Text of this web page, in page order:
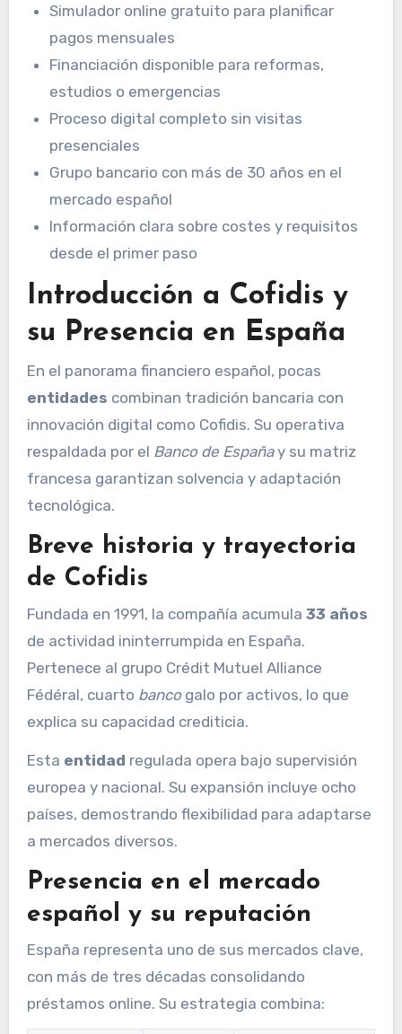
Simulador online gratuito para planificar
pagos mensuales
Financiación disponible para reformas,
estudios o emergencias
Proceso digital completo sin visitas
presenciales
Grupo bancario con más de 30 años en el
mercado español
Información clara sobre costes y requisitos
desde el primer paso
Introducción a Cofidis y
su Presencia en España
En el panorama financiero español, pocas
entidades combinan tradición bancaria con
innovación digital como Cofidis. Su operativa
respaldada por el Banco de Españay su matriz
francesa garantizan solvencia y adaptación
tecnológica.
Breve historia y trayectoria
de Cofidis
Fundada en 1991, la compañía acumula 33 años
de actividad ininterrumpida en España.
Pertenece al grupo Crédit Mutuel Alliance
Fédéral, cuarto bancogalo por activos, lo que
explica su capacidad crediticia.
Esta entidad regulada opera bajo supervisión
europea y nacional. Su expansión incluye ocho
países, demostrando flexibilidad para adaptarse
a mercados diversos.
Presencia en el mercado
español y su reputación
España representa uno de sus mercados clave,
con más de tres décadas consolidando
préstamos online. Su estrategia combina: